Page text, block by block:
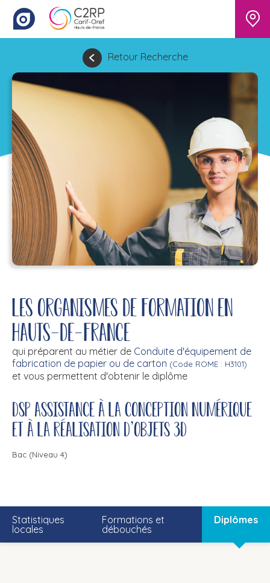
Retour Recherche
Les organismes de formation en
Hauts-de-France
qui préparent au métier de Conduite d'équipement de
fabrication de papier ou de carton (Code ROME : H3101)
et vous permettent d'obtenir le diplôme
DSP assistance à la conception numérique
et à la réalisation d’objets 3D
Bac (Niveau 4)
Statistiques
locales
Formations et
débouchés
Diplômes